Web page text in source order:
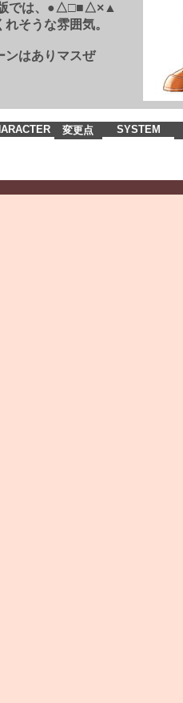
では、●△□■△×▲
そうな雰囲気。
ンはありマスぜ
変更点 SYSTEM